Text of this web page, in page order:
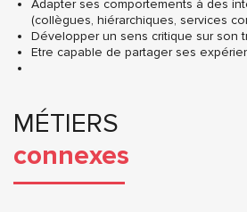
Adapter ses comportements à des
(collègues, hiérarchiques, services
Développer un sens critique sur son
Etre capable de partager ses
MÉTIERS
connexes